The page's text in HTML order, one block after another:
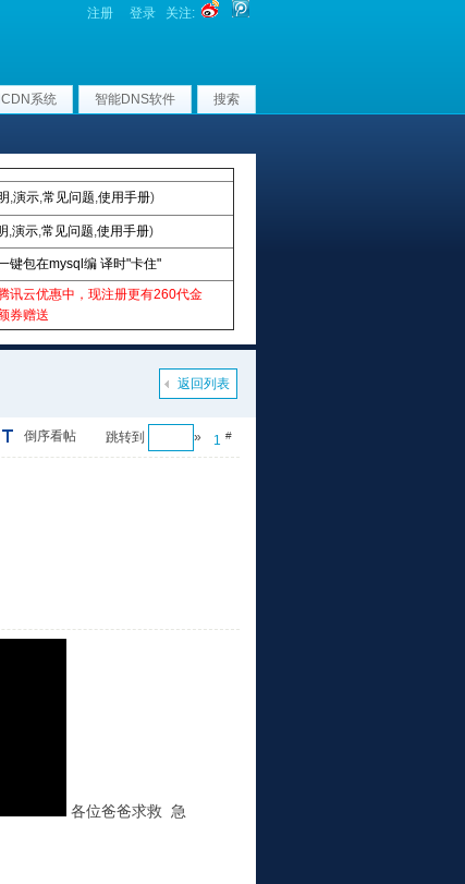
注册 登录 关注:
系统 智能DNS软件 搜索
,演示,常见问题,使用手册)
,演示,常见问题,使用手册)
键包在mysql编 译时"卡住"
讯云优惠中，现注册更有260代金
券赠送
返回列表
1 #
跳转到 »
倒序看帖
各位爸爸求救 急